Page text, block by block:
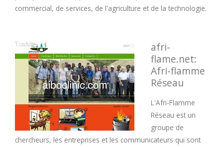
commercial, de services, de l'agriculture et de la technologie.
afri-
flame.net:
Afri-flamme
Réseau
L'Afri-Flamme
Réseau est un
groupe de
chercheurs, les entreprises et les communicateurs qui sont